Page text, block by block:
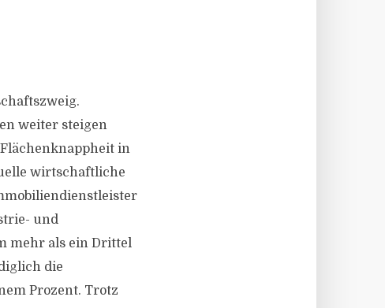
weiter steigen
in
wirtschaftliche
und
mehr als ein Drittel
die
Prozent. Trotz